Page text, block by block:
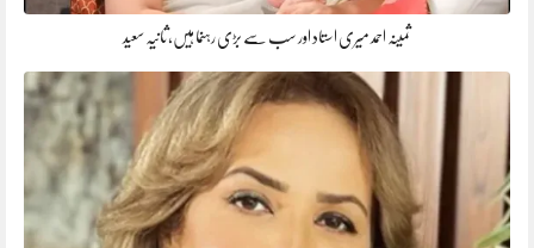
ثمینہ احمد میری استاد اور سب سے بڑی رہنما ہیں، ثانیہ سعید